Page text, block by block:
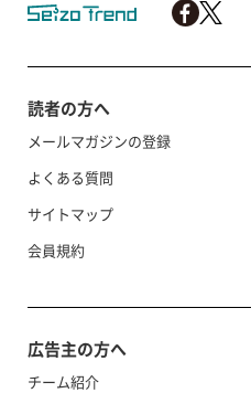
読者の方へ
メールマガジンの登録
よくある質問
サイトマップ
会員規約
広告主の方へ
チーム紹介